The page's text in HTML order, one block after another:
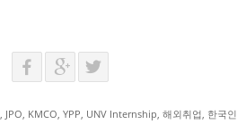
JPO KMCO YPP UNV Internship 해외취업 한국인